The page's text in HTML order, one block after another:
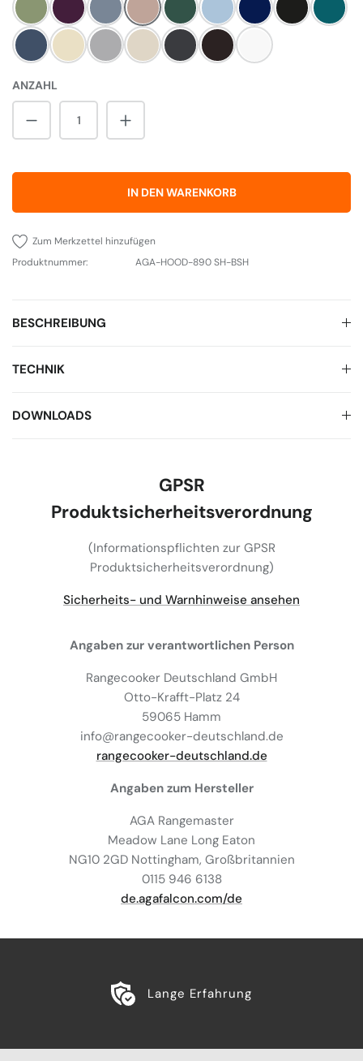
Olivine AubergineDove Blush Britisch Racing Green
Duck Egg BlueDark BluePewter
Dartmouth Blue
Linen Pearl Ashes
Cream Slate Black Weiß
ANZAHL
Produkt Anzahl: Gib den gewünschten
IN DEN WARENKORB
Zum Merkzettel hinzufügen
Produktnummer:
AGA-HOOD-890 SH-BSH
BESCHREIBUNG
TECHNIK
DOWNLOADS
GPSR
Produktsicherheitsverordnung
(Informationspflichten zur GPSR
Produktsicherheitsverordnung)
Sicherheits- und Warnhinweise ansehen
Angaben zur verantwortlichen Person
Rangecooker Deutschland GmbH
Otto-Krafft-Platz 24
59065 Hamm
info@rangecooker-deutschland.de
rangecooker-deutschland.de
Angaben zum Hersteller
AGA Rangemaster
Meadow Lane Long Eaton
NG10 2GD Nottingham, Großbritannien
0115 946 6138
de.agafalcon.com/de
Lange Erfahrung